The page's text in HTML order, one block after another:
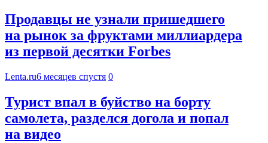
Продавцы не узнали пришедшего
на рынок за фруктами миллиардера
из первой десятки Forbes
Lenta.ru6 месяцев спустя 0
Турист впал в буйство на борту
самолета, разделся догола и попал
на видео